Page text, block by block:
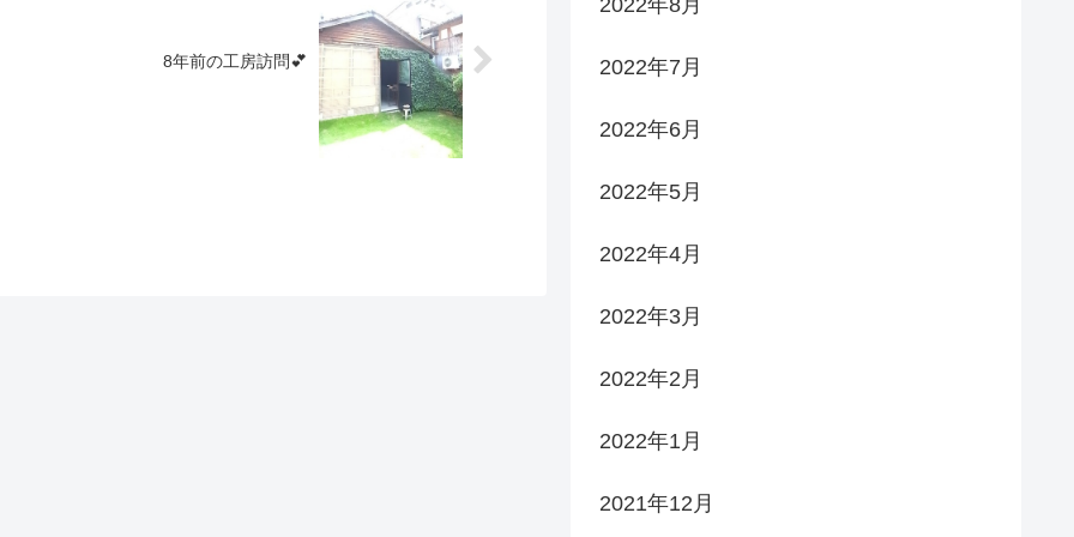
8年前の工房訪問💕 2022年7月
2022年6月
2022年5月
2022年4月
2022年3月
2022年2月
2022年1月
2021年12月